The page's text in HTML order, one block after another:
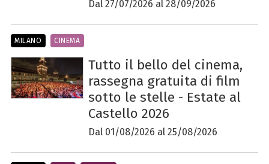
Dal 27/07/2026 al 28/09/2026
Tutto il bello del cinema,
rassegna gratuita di film
sotto le stelle - Estate al
Castello 2026
Dal 01/08/2026 al 25/08/2026
MILANO CINEMA